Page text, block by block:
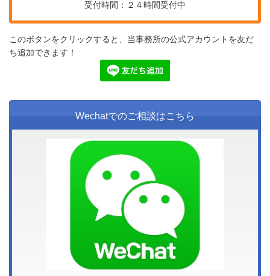
受付時間：２４時間受付中
このボタンをクリックすると、当事務所の公式アカウントを友だ
ち追加できます！
Wechatでのご相談はこちら